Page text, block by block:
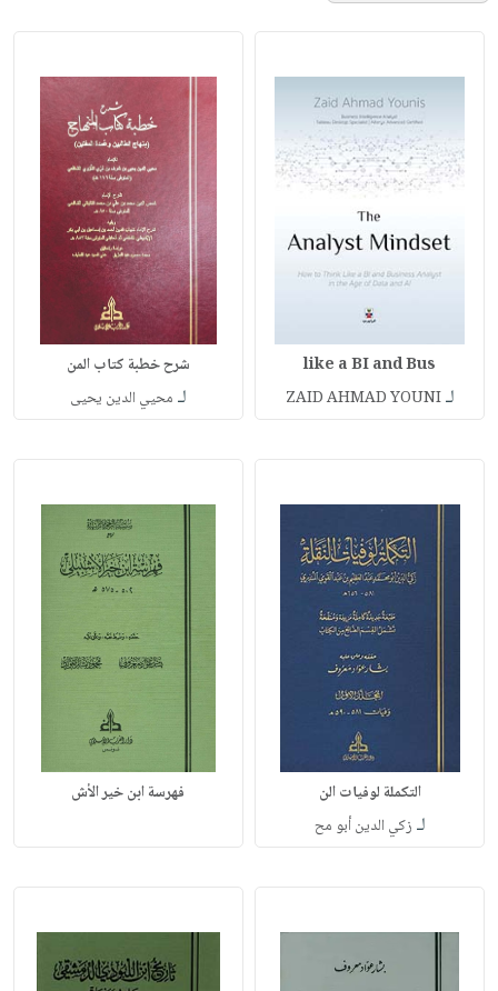
like a BI and Bus
لـZAID AHMAD YOUNI
شرح خطبة كتاب المن
لـ محيي الدين يحيى
التكملة لوفيات الن
لـ زكي الدين أبو مح
فهرسة ابن خير الأش